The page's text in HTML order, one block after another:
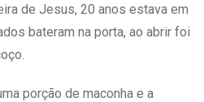
de Jesus, 20 anos estava em
bateram na porta, ao abrir foi
porção de maconha e a